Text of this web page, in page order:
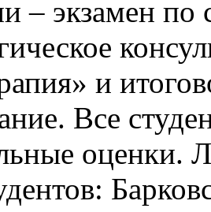
– экзамен по
и
Все
оценки.